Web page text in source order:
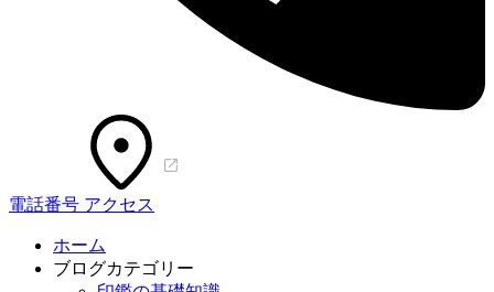
電話番号 アクセス
ホーム
ブログカテゴリー